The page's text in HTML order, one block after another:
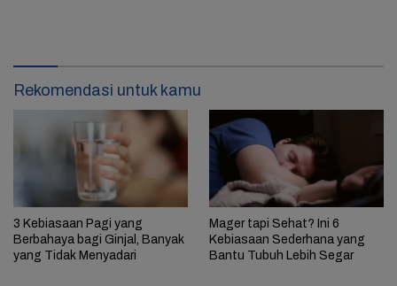
Rekomendasi untuk kamu
3 Kebiasaan Pagi yang
Berbahaya bagi Ginjal, Banyak
yang Tidak Menyadari
Mager tapi Sehat? Ini 6
Kebiasaan Sederhana yang
Bantu Tubuh Lebih Segar